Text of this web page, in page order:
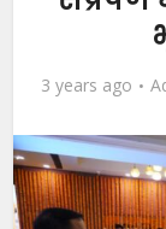
3 years ago